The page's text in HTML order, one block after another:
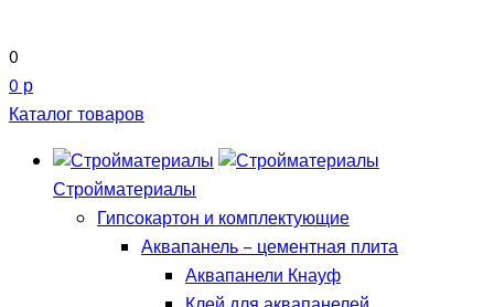
0
0 р
Каталог товаров
Стройматериалы
Гипсокартон и комплектующие
Аквапанель – цементная плита
Аквапанели Кнауф